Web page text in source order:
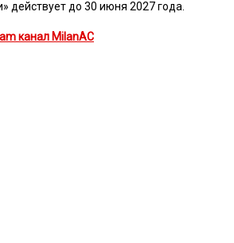
действует до 30 июня 2027 года.
канал MilanAC